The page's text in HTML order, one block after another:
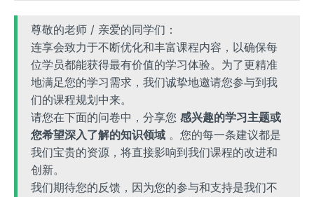
尊敬的老师 / 亲爱的同学们：
连享会致力于不断优化和丰富课程内容，以确保每
位学员都能获得最有价值的学习体验。为了更精准
地满足您的学习需求，我们诚挚地邀请您参与到我
们的课程规划中来。
请您在下面的问卷中，分享您感兴趣的学习主题或
您希望深入了解的知识领域 。您的每一条建议都是
我们宝贵的资源，将直接影响到我们课程的改进和
创新。
我们期待您的反馈，因为您的参与和支持是我们不